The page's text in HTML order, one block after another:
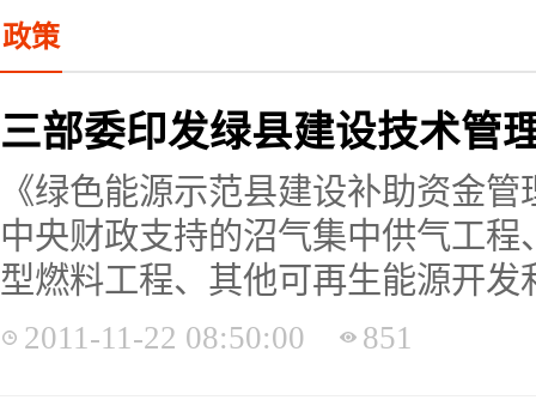
政策
三部委印发绿县建设技术管
《绿色能源示范县建设补助资金
中央财政支持的沼气集中供气工
型燃料工程、其他可再生能源开发
2011-11-22 08:50:00 851